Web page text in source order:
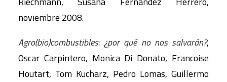
noviembre 2008.
Agro(bio)combustibles: ¿por qué no nos salvarán?,
Oscar Carpintero, Monica Di Donato, Francoise
Houtart, Tom Kucharz, Pedro Lomas, Guillermo